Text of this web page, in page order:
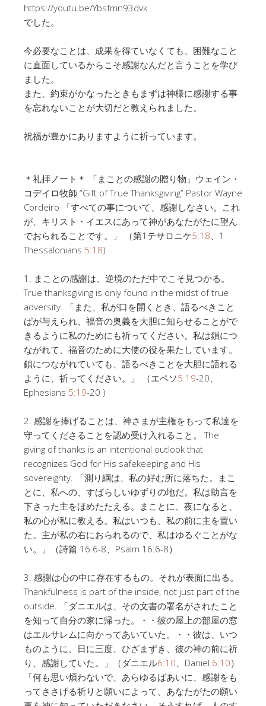
https://youtu.be/Ybsfmn93dvk
でした。
今必要なことは、成果を得ていなくても、困難なこと
に直面しているからこそ感謝なんだと言うことを学び
ました。
また、約束がかなったときもまずは神様に感謝する事
を忘れないことが大切だと教えられました。
祝福が豊かにありますように祈っています。
＊礼拝ノート＊ 「まことの感謝の贈り物」ウェイン・
コデイロ牧師 “Gift of True Thanksgiving” Pastor Wayne
Cordeiro 「すべての事について、感謝しなさい。これ
が、キリスト・イエスにあって神があなたがたに望ん
でおられることです。」 （第1テサロニケ5:18 、1
Thessalonians 5:18)
1. まことの感謝は、逆境のただ中でこそ見つかる。
True thanksgiving is only found in the midst of true
adversity. 「また、私が口を開くとき、語るべきこと
ばが与えられ、福音の奥義を大胆に知らせることがで
きるように私のためにも祈ってください。私は鎖につ
ながれて、福音のために大使の役を果たしています。
鎖につながれていても、語るべきことを大胆に語れる
ように、祈ってください。」 （エペソ5:19-20、
Ephesians 5:19-20 )
2. 感謝を捧げることは、神さまが主権をもって私達を
守ってくださることを認め受け入れること。 The
giving of thanks is an intentional outlook that
recognizes God for His safekeeping and His
sovereignty. 「測り綱は、私の好む所に落ちた。まこ
とに、私への、すばらしいゆずりの地だ。私は助言を
下さった主をほめたたえる。まことに、夜になると、
私の心が私に教える。私はいつも、私の前に主を置い
た。主が私の右におられるので、私はゆるぐことがな
い。」（詩篇 16:6-8、Psalm 16:6-8）
3. 感謝は心の中に存在するもの。それが表面に出る。
Thankfulness is part of the inside, not just part of the
outside. 「ダニエルは、その文書の署名がされたこと
を知って自分の家に帰った。・・彼の屋上の部屋の窓
はエルサレムに向かってあいていた。・・彼は、いつ
ものように、日に三度、ひざまずき、彼の神の前に祈
り、感謝していた。」（ダニエル6:10 、Daniel 6:10）
「何も思い煩わないで、あらゆるばあいに、感謝をも
ってささげる祈りと願いによって、あなたがたの願い